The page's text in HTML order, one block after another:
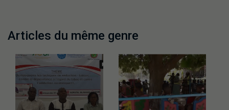
Articles du même genre